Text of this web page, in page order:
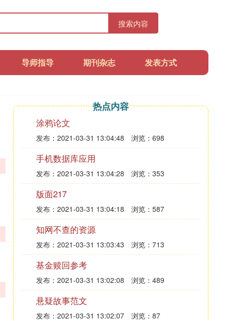
搜索内容
导师指导 期刊杂志 发表方式
热点内容
涂鸦论文
发布：2021-03-31 13:04:48 浏览：698
手机数据库应用
发布：2021-03-31 13:04:28 浏览：353
版面217
发布：2021-03-31 13:04:18 浏览：587
知网不查的资源
发布：2021-03-31 13:03:43 浏览：713
基金赎回参考
发布：2021-03-31 13:02:08 浏览：489
悬疑故事范文
发布：2021-03-31 13:02:07 浏览：87